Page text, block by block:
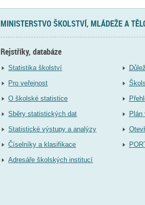
MINISTERSTVO ŠKOLSTVÍ, MLÁDEŽE A
Rejstříky, databáze
Statistika školství
Pro veřejnost
O školské statistice
Sběry statistických dat
Statistické výstupy a analýzy
Číselníky a klasifikace
Adresáře školských institucí
Plán